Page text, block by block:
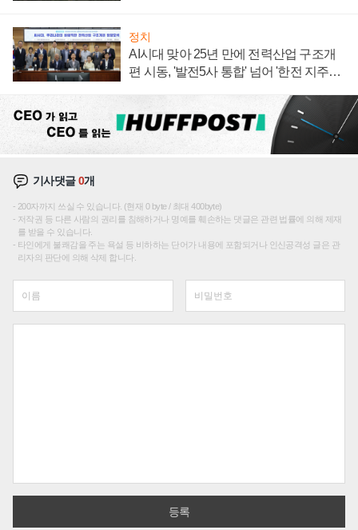
정치
AI시대 맞아 25년 만에 전력산업 구조개
편 시동, '발전5사 통합' 넘어 '한전 지주사'
기사댓글0개
200자까지 쓰실 수 있습니다. (현재 0 byte / 최대 400byte)
저작권 등 다른 사람의 권리를 침해하거나 명예를 훼손하는 댓글은 관련 법률에 의해 제재
를 받을 수 있습니다.
타인에게 불쾌감을 주는 욕설 등 비하하는 단어가 내용에 포함되거나 인신공격성 글은 관
리자의 판단에 의해 삭제 합니다.